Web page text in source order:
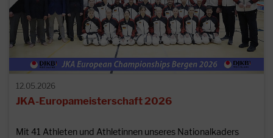
12.05.2026
JKA-Europameisterschaft 2026
Mit 41 Athleten und Athletinnen unseres Nationalkaders